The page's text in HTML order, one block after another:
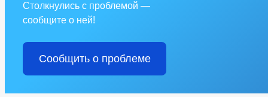
Столкнулись с проблемой —
сообщите о ней!
Сообщить о проблеме